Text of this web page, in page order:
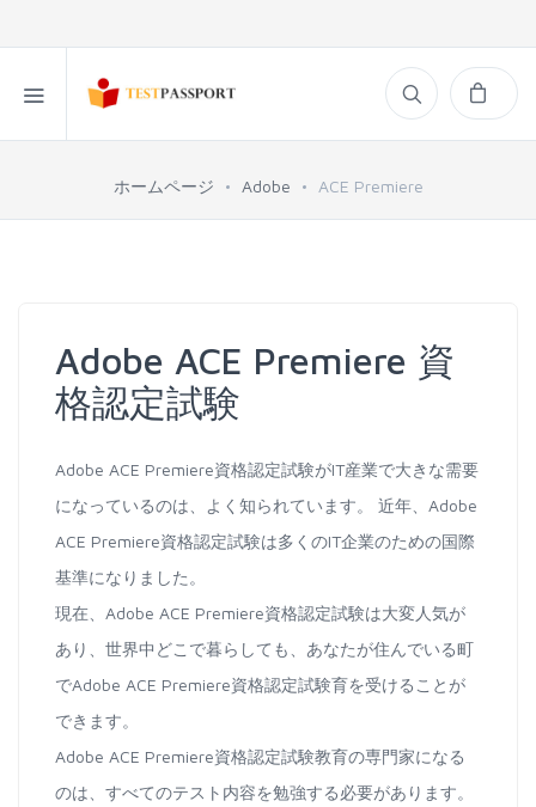
ホームページ Adobe ACE Premiere
Adobe ACE Premiere 資
格認定試験
Adobe ACE Premiere資格認定試験がIT産業で大きな需要
になっているのは、よく知られています。 近年、Adobe
ACE Premiere資格認定試験は多くのIT企業のための国際
基準になりました。
現在、Adobe ACE Premiere資格認定試験は大変人気が
あり、世界中どこで暮らしても、あなたが住んでいる町
でAdobe ACE Premiere資格認定試験育を受けることが
できます。
Adobe ACE Premiere資格認定試験教育の専門家になる
のは、すべてのテスト内容を勉強する必要があります。